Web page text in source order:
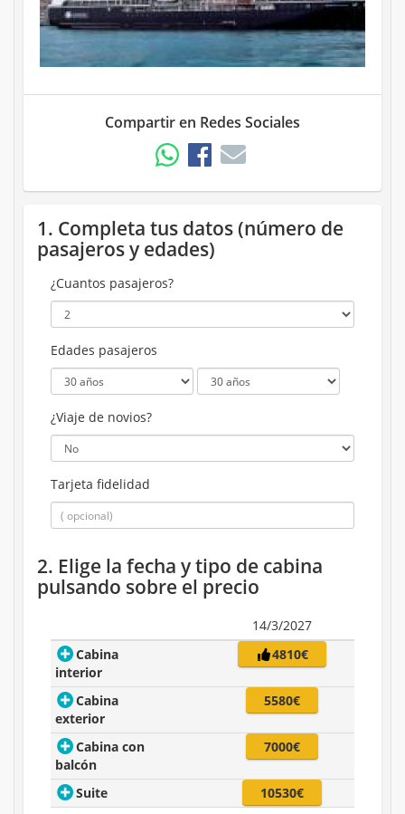
Compartir en Redes Sociales
1. Completa tus datos (número de
pasajeros y edades)
¿Cuantos pasajeros?
Edades pasajeros
¿Viaje de novios?
Tarjeta fidelidad
2. Elige la fecha y tipo de cabina
pulsando sobre el precio
14/3/2027
Cabina
interior
4810€
Cabina
exterior
5580€
Cabina con
balcón
7000€
Suite 10530€